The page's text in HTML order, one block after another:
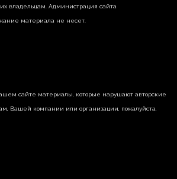
владельцам. Администрация сайта
материала не несет.
сайте материалы, которые нарушают авторские
Вашей компании или организации, пожалуйста,